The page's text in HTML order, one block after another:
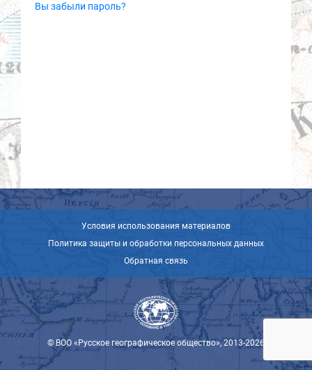
Партнеры
Вы забыли пароль?
Условия использования материалов
Политика защиты и обработки персональных данных
Обратная связь
© ВОО «Русское географическое общество», 2013-2026